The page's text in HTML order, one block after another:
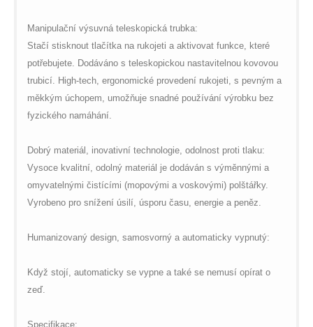
Manipulační výsuvná teleskopická trubka:
Stačí stisknout tlačítka na rukojeti a aktivovat funkce, které
potřebujete. Dodáváno s teleskopickou nastavitelnou kovovou
trubicí. High-tech, ergonomické provedení rukojeti, s pevným a
měkkým úchopem, umožňuje snadné používání výrobku bez
fyzického namáhání.
Dobrý materiál, inovativní technologie, odolnost proti tlaku:
Vysoce kvalitní, odolný materiál je dodáván s výměnnými a
omyvatelnými čistícími (mopovými a voskovými) polštářky.
Vyrobeno pro snížení úsilí, úsporu času, energie a peněz.
Humanizovaný design, samosvorný a automaticky vypnutý:
Když stojí, automaticky se vypne a také se nemusí opírat o
zeď.
Specifikace: